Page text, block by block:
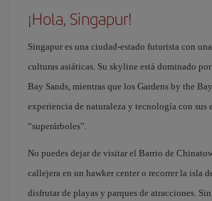
¡Hola, Singapur!
Singapur es una ciudad-estado futurista con
culturas asiáticas. Su skyline está dominado
Bay Sands, mientras que los Gardens by the
experiencia de naturaleza y tecnología con sus
“superárboles”.
No puedes dejar de visitar el Barrio de
callejera en un hawker center o recorrer la isla
disfrutar de playas y parques de atracciones.